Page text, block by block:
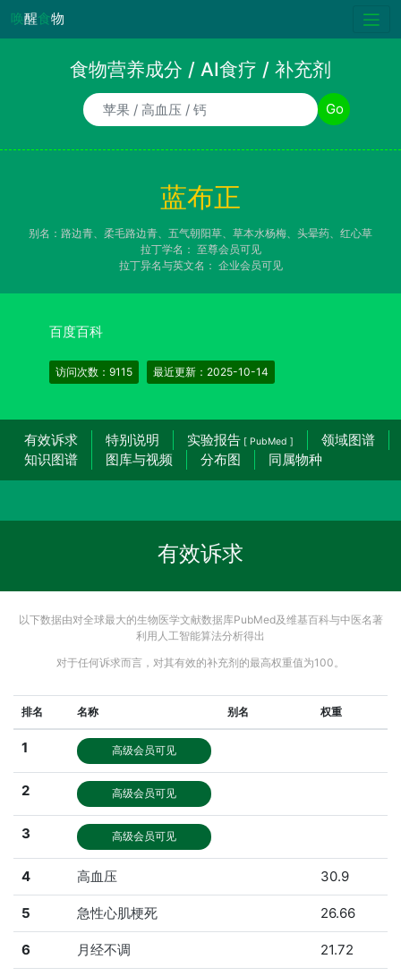
唤醒食物
食物营养成分 / AI食疗 / 补充剂
食物/AI食疗诉求/补充剂名称 Go
蓝布正
别名：路边青、柔毛路边青、五气朝阳草、草本水杨梅、头晕药、红心草
拉丁学名： 至尊会员可见
拉丁异名与英文名： 企业会员可见
百度百科
访问次数：9115 最近更新：2025-10-14
有效诉求 特别说明 实验报告 [ PubMed ]
领域图谱
知识图谱
图库与视频 分布图 同属物种
有效诉求
以下数据由对全球最大的生物医学文献数据库PubMed及维基百科与中医名著
利用人工智能算法分析得出
对于任何诉求而言，对其有效的补充剂的最高权重值为100。
排名 名称 别名 权重
1 高级会员可见
2 高级会员可见
3 高级会员可见
4 高血压 30.9
5 急性心肌梗死 26.66
6 月经不调 21.72